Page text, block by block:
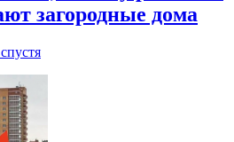
загородные дома